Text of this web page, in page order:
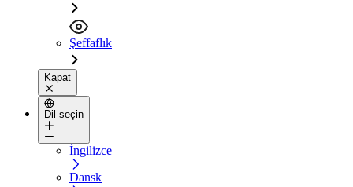
Şeffaflık
Kapat
Dil seçin
İngilizce
Dansk